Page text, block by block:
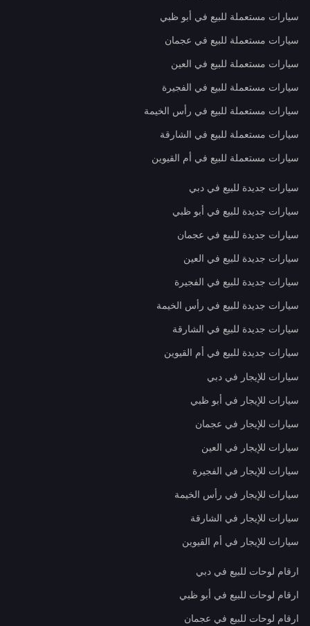
سيارات مستعملة للبيع في أبو ظبي
سيارات مستعملة للبيع في عجمان
سيارات مستعملة للبيع في العين
سيارات مستعملة للبيع في الفجيرة
سيارات مستعملة للبيع في رأس الخيمة
سيارات مستعملة للبيع في الشارقة
سيارات مستعملة للبيع في أم القيوين
سيارات جديدة للبيع في دبي
سيارات جديدة للبيع في أبو ظبي
سيارات جديدة للبيع في عجمان
سيارات جديدة للبيع في العين
سيارات جديدة للبيع في الفجيرة
سيارات جديدة للبيع في رأس الخيمة
سيارات جديدة للبيع في الشارقة
سيارات جديدة للبيع في أم القيوين
سيارات للإيجار في دبي
سيارات للإيجار في أبو ظبي
سيارات للإيجار في عجمان
سيارات للإيجار في العين
سيارات للإيجار في الفجيرة
سيارات للإيجار في رأس الخيمة
سيارات للإيجار في الشارقة
سيارات للإيجار في أم القيوين
ارقام لوحات للبيع في دبي
ارقام لوحات للبيع في أبو ظبي
ارقام لوحات للبيع في عجمان